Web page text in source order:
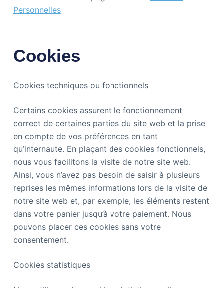
Personnelles
Cookies
Cookies techniques ou fonctionnels
Certains cookies assurent le fonctionnement
correct de certaines parties du site web et la prise
en compte de vos préférences en tant
qu’internaute. En plaçant des cookies fonctionnels,
nous vous facilitons la visite de notre site web.
Ainsi, vous n’avez pas besoin de saisir à plusieurs
reprises les mêmes informations lors de la visite de
notre site web et, par exemple, les éléments restent
dans votre panier jusqu’à votre paiement. Nous
pouvons placer ces cookies sans votre
consentement.
Cookies statistiques